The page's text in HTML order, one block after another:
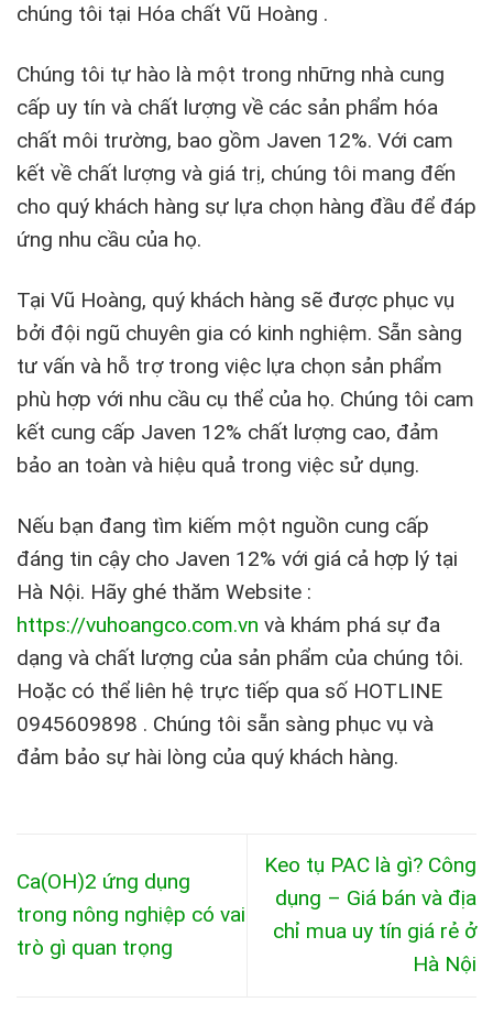
chúng tôi tại Hóa chất Vũ Hoàng .
Chúng tôi tự hào là một trong những nhà cung
cấp uy tín và chất lượng về các sản phẩm hóa
chất môi trường, bao gồm Javen 12%. Với cam
kết về chất lượng và giá trị, chúng tôi mang đến
cho quý khách hàng sự lựa chọn hàng đầu để đáp
ứng nhu cầu của họ.
Tại Vũ Hoàng, quý khách hàng sẽ được phục vụ
bởi đội ngũ chuyên gia có kinh nghiệm. Sẵn sàng
tư vấn và hỗ trợ trong việc lựa chọn sản phẩm
phù hợp với nhu cầu cụ thể của họ. Chúng tôi cam
kết cung cấp Javen 12% chất lượng cao, đảm
bảo an toàn và hiệu quả trong việc sử dụng.
Nếu bạn đang tìm kiếm một nguồn cung cấp
đáng tin cậy cho Javen 12% với giá cả hợp lý tại
Hà Nội. Hãy ghé thăm Website :
https://vuhoangco.com.vn và khám phá sự đa
dạng và chất lượng của sản phẩm của chúng tôi.
Hoặc có thể liên hệ trực tiếp qua số HOTLINE
0945609898 . Chúng tôi sẵn sàng phục vụ và
đảm bảo sự hài lòng của quý khách hàng.
Ca(OH)2 ứng dụng
trong nông nghiệp có vai
trò gì quan trọng
Keo tụ PAC là gì? Công
dụng – Giá bán và địa
chỉ mua uy tín giá rẻ ở
Hà Nội